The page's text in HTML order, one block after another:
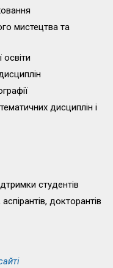
мистецтва та
освіти
дисциплін і
студентів
докторантів